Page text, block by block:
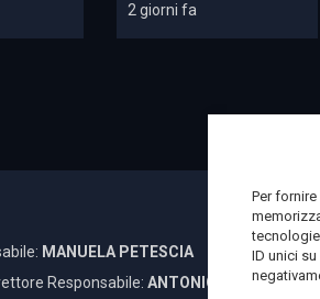
Per
ID unici
2 giorni fa
MANUELA PETESCIA
Responsabile: ANTONIO DI LALLO